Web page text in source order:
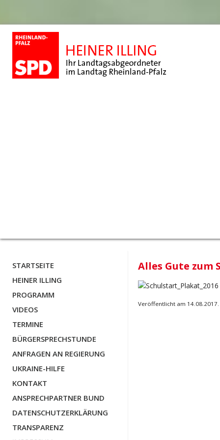
STARTSEITE
HEINER ILLING
PROGRAMM
VIDEOS
TERMINE
BÜRGERSPRECHSTUNDE
ANFRAGEN AN REGIERUNG
UKRAINE-HILFE
KONTAKT
ANSPRECHPARTNER BUND
DATENSCHUTZERKLÄRUNG
TRANSPARENZ
Alles Gute zum
Veröffentlicht am 14.08.2017.